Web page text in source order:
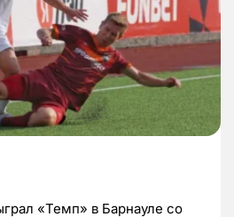
«Темп» в Барнауле со